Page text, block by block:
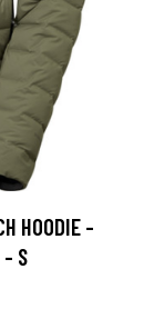
HOODIE -
- S